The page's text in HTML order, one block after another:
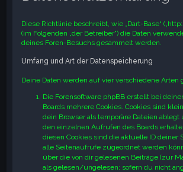
Diese Richtlinie beschreibt, wie „Dart-Base“
(im Folgenden „der Betreiber“) die Daten
deines Foren-Besuchs gesammelt werden.
Umfang und Art der Datenspeicherung
Deine Daten werden auf vier verschiedene Arten
Die Forensoftware phpBB erstellt bei
Boards mehrere Cookies. Cookies sind
dein Browser als temporäre Dateien
den einzelnen Aufrufen des Boards
diesen Cookies sind die aktuelle ID deiner
alle Seitenaufrufe zugeordnet werden
über die von dir gelesenen Beiträge (zur
als gelesen/ungelesen; sofern du nicht